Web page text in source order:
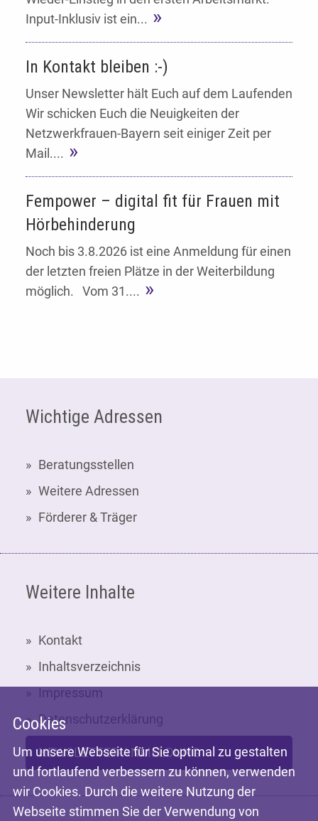
Input-Inklusiv ist ein...
In Kontakt bleiben :-)
Unser Newsletter hält Euch auf dem Laufenden
Wir schicken Euch die Neuigkeiten der
Netzwerkfrauen-Bayern seit einiger Zeit per
Mail....
Fempower – digital fit für Frauen mit
Hörbehinderung
Noch bis 3.8.2026 ist eine Anmeldung für einen
der letzten freien Plätze in der Weiterbildung
möglich. Vom 31....
Wichtige Adressen
Beratungsstellen
Weitere Adressen
Förderer & Träger
Weitere Inhalte
Kontakt
Inhaltsverzeichnis
Impressum
Datenschutzerklärung
NEWSLETTER-ANMELDUNG
Cookies
Um unsere Webseite für Sie optimal zu gestalten
und fortlaufend verbessern zu können, verwenden
wir Cookies. Durch die weitere Nutzung der
Webseite stimmen Sie der Verwendung von